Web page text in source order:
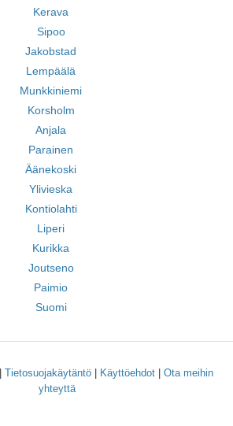
Kerava
Sipoo
Jakobstad
Lempäälä
Munkkiniemi
Korsholm
Anjala
Parainen
Äänekoski
Ylivieska
Kontiolahti
Liperi
Kurikka
Joutseno
Paimio
Suomi
Tietosuojakäytäntö Käyttöehdot
Ota meihin
yhteyttä